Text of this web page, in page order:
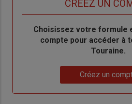
CRÉEZ UN
BodyChoisissez votre formule
compte pour accéder à
Touraine.
Créez un